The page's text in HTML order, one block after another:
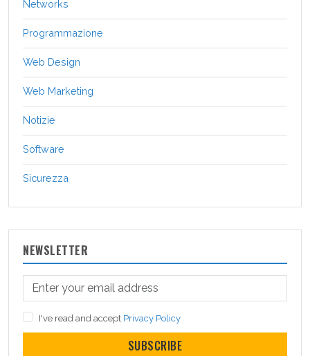
Networks
Programmazione
Web Design
Web Marketing
Notizie
Software
Sicurezza
NEWSLETTER
I've read and accept Privacy Policy
SUBSCRIBE